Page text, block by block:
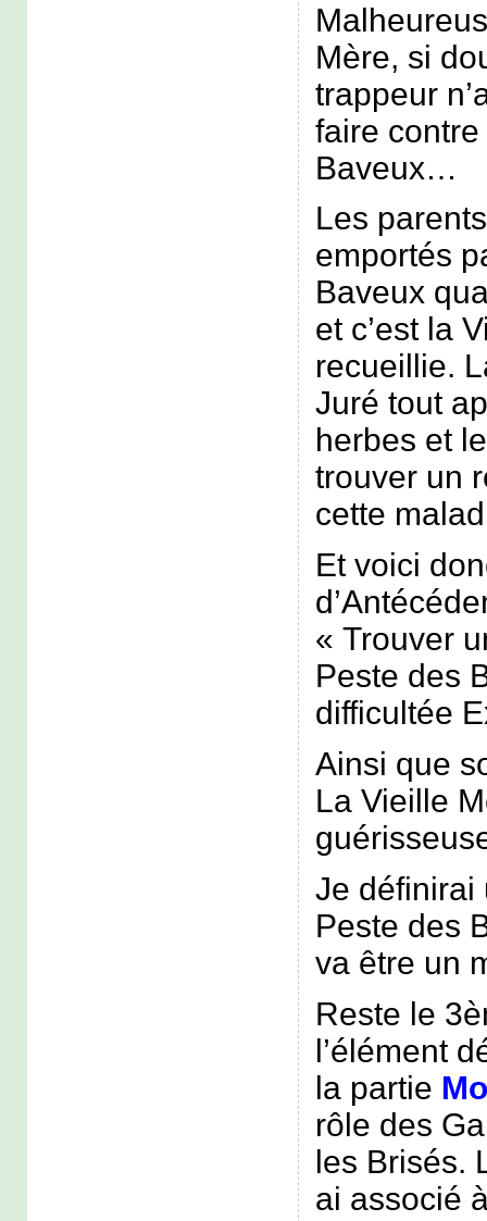
Mère, si
trappeur
faire
Baveux…
Les
emportés
Baveux
et c’est la
recueillie.
Juré tout
herbes et
trouver un
cette
Et voici
« Trouver
Peste des
difficultée
Ainsi que
La Vieille
Je définirai
Peste des
va être un
Reste le
l’élément
la partie
rôle des
les Brisés.
ai associé